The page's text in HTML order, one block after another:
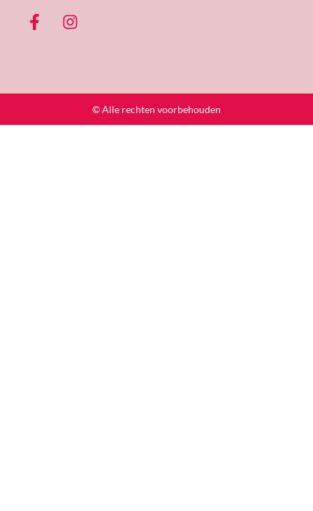
© Alle rechten voorbehouden